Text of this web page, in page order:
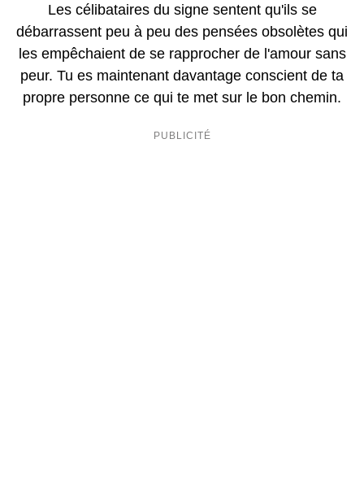
Les célibataires du signe sentent qu'ils se
débarrassent peu à peu des pensées obsolètes qui
les empêchaient de se rapprocher de l'amour sans
peur. Tu es maintenant davantage conscient de ta
propre personne ce qui te met sur le bon chemin.